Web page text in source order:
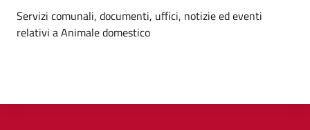
Dettagli dell'argomento
Servizi comunali, documenti, uffici, notizie ed eventi
relativi a Animale domestico